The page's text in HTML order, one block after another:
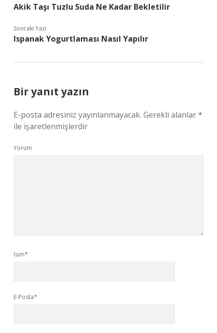
Akik Taşı Tuzlu Suda Ne Kadar Bekletilir
Sonraki Yazı
Ispanak Yogurtlaması Nasıl Yapılır
Bir yanıt yazın
E-posta adresiniz yayınlanmayacak. Gerekli alanlar*
ile işaretlenmişlerdir
Yorum
İsim*
E-Posta*